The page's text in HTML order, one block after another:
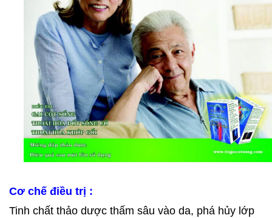
Cơ chế điều trị :
Tinh chất thảo dược thấm sâu vào da, phá hủy lớp